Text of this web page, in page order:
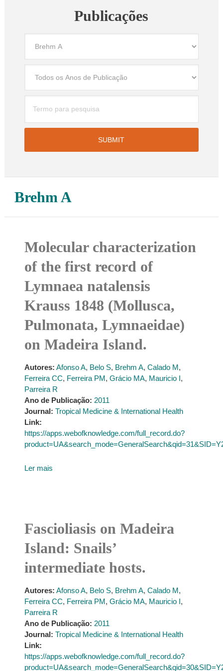
Publicações
Brehm A
Molecular characterization
of the first record of
Lymnaea natalensis
Krauss 1848 (Mollusca,
Pulmonata, Lymnaeidae)
on Madeira Island.
Autores: Afonso A, Belo S, Brehm A, Calado M,
Ferreira CC, Ferreira PM, Grácio MA, Mauricio I,
Parreira R
Ano de Publicação: 2011
Journal: Tropical Medicine & International Health
Link:
https://apps.webofknowledge.com/full_record.do?
Ler mais
Fascioliasis on Madeira
Island: Snails’
intermediate hosts.
Autores: Afonso A, Belo S, Brehm A, Calado M,
Ferreira CC, Ferreira PM, Grácio MA, Mauricio I,
Parreira R
Ano de Publicação: 2011
Journal: Tropical Medicine & International Health
Link:
https://apps.webofknowledge.com/full_record.do?